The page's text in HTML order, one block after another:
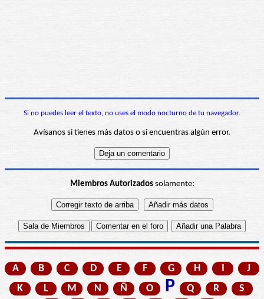
Si no puedes leer el texto, no uses el modo nocturno de tu navegador.
Avísanos si tienes más datos o si encuentras algún error.
Miembros Autorizadossolamente:
A B C D E F G H I
J
K
L M N Ñ O P Q R
S